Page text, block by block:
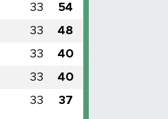
33 54
33 48
33 40
33 40
33 37